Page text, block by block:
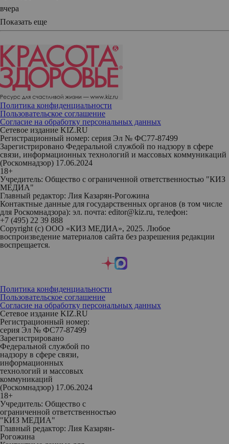
вчера
Показать еще
Политика конфиденциальности
Пользовательское соглашение
Согласие на обработку персональных данных
Сетевое издание KIZ.RU
Регистрационный номер: серия Эл № ФС77-87499
Зарегистрировано Федеральной службой по надзору в сфере
связи, информационных технологий и массовых коммуникаций
(Роскомнадзор) 17.06.2024
18+
Учредитель: Общество с ограниченной ответственностью "КИЗ
МЕДИА"
Главный редактор: Лия Казарян-Рогожина
Контактные данные для государственных органов (в том числе
для Роскомнадзора): эл. почта: editor@kiz.ru, телефон:
+7 (495) 22 39 888
Copyright (с) ООО «КИЗ МЕДИА», 2025. Любое
воспроизведение материалов сайта без разрешения редакции
воспрещается.
Политика конфиденциальности
Пользовательское соглашение
Согласие на обработку персональных данных
Сетевое издание KIZ.RU
Регистрационный номер:
серия Эл № ФС77-87499
Зарегистрировано
Федеральной службой по
надзору в сфере связи,
информационных
технологий и массовых
коммуникаций
(Роскомнадзор) 17.06.2024
18+
Учредитель: Общество с
ограниченной ответственностью
"КИЗ МЕДИА"
Главный редактор: Лия Казарян-
Рогожина